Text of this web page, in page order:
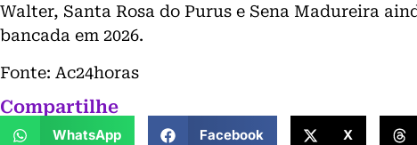
Walter, Santa Rosa do Purus e Sena Madureira
bancada em 2026.
Fonte: Ac24horas
Compartilhe
WhatsApp Facebook X